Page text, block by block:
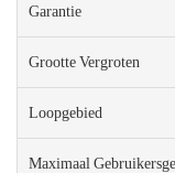
Garantie
Grootte Vergroten
Loopgebied
Maximaal